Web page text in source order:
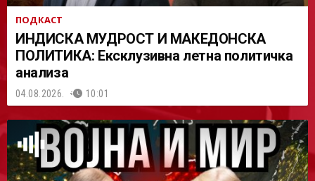
ПОДКАСТ
ИНДИСКА МУДРОСТ И МАКЕДОНСКА
ПОЛИТИКА: Ексклузивна летна политичка
анализа
04.08.2026. 10:01